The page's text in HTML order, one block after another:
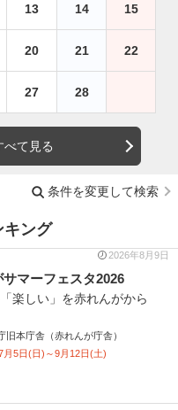
13 14 15
20 21 22
27 28
べて見る
条件を変更して検索
キング
2026年8月9日
マーフェスタ2026
楽しい」を赤れんがから
旧本庁舎（赤れんが庁舎）
月5日(日)～9月12日(土)